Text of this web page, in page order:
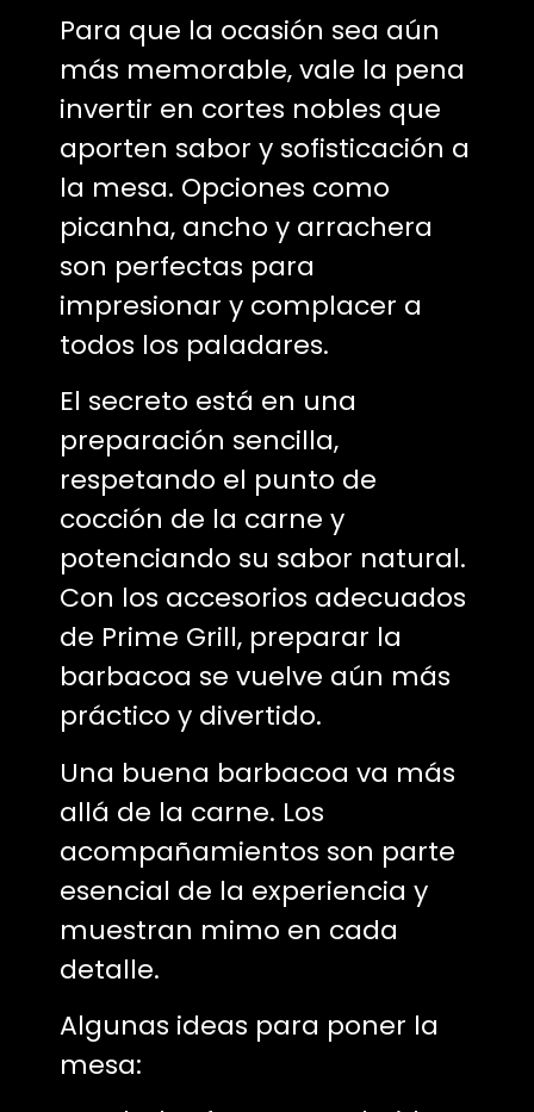
Para que la ocasión sea aún
más memorable, vale la pena
invertir en cortes nobles que
aporten sabor y sofisticación a
la mesa. Opciones como
picanha, ancho y arrachera
son perfectas para
impresionar y complacer a
todos los paladares.
El secreto está en una
preparación sencilla,
respetando el punto de
cocción de la carne y
potenciando su sabor natural.
Con los accesorios adecuados
de Prime Grill, preparar la
barbacoa se vuelve aún más
práctico y divertido.
Una buena barbacoa va más
allá de la carne. Los
acompañamientos son parte
esencial de la experiencia y
muestran mimo en cada
detalle.
Algunas ideas para poner la
mesa: